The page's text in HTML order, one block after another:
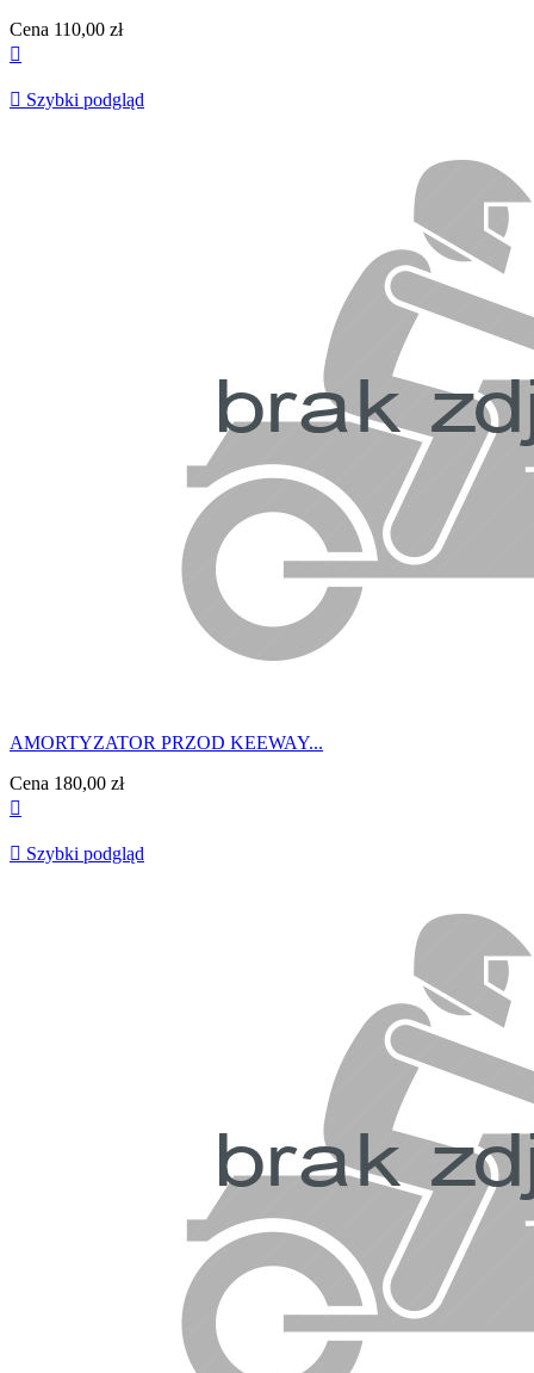
Cena 110,00 zł

 Szybki podgląd
AMORTYZATOR PRZOD KEEWAY...
Cena 180,00 zł

 Szybki podgląd